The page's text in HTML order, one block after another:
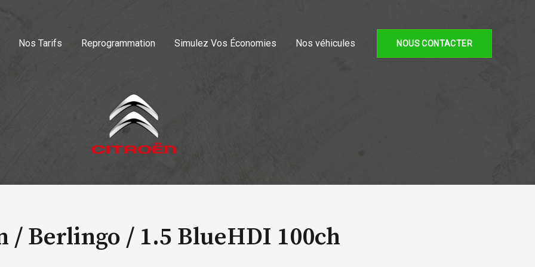
Nos Tarifs Reprogrammation Simulez Vos Économies Nos véhicules NOUS CONTACTER
/ Berlingo / 1.5 BlueHDI 100ch